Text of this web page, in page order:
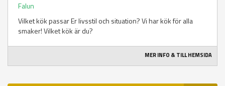
Falun
Vilket kök passar Er livsstil och situation? Vi har kök för alla
smaker! Vilket kök är du?
MER INFO & TILL HEMSIDA